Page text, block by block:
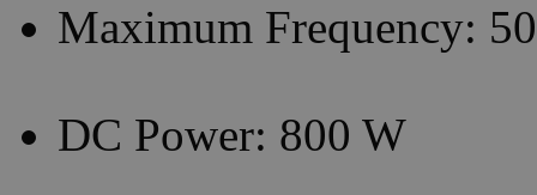
Maximum Frequency:
DC Power: 800 W